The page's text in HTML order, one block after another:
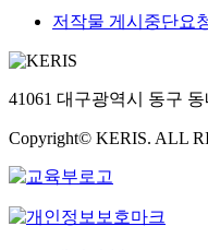
저작물 게시중단요
41061 대구광역시 동구
Copyright© KERIS. ALL